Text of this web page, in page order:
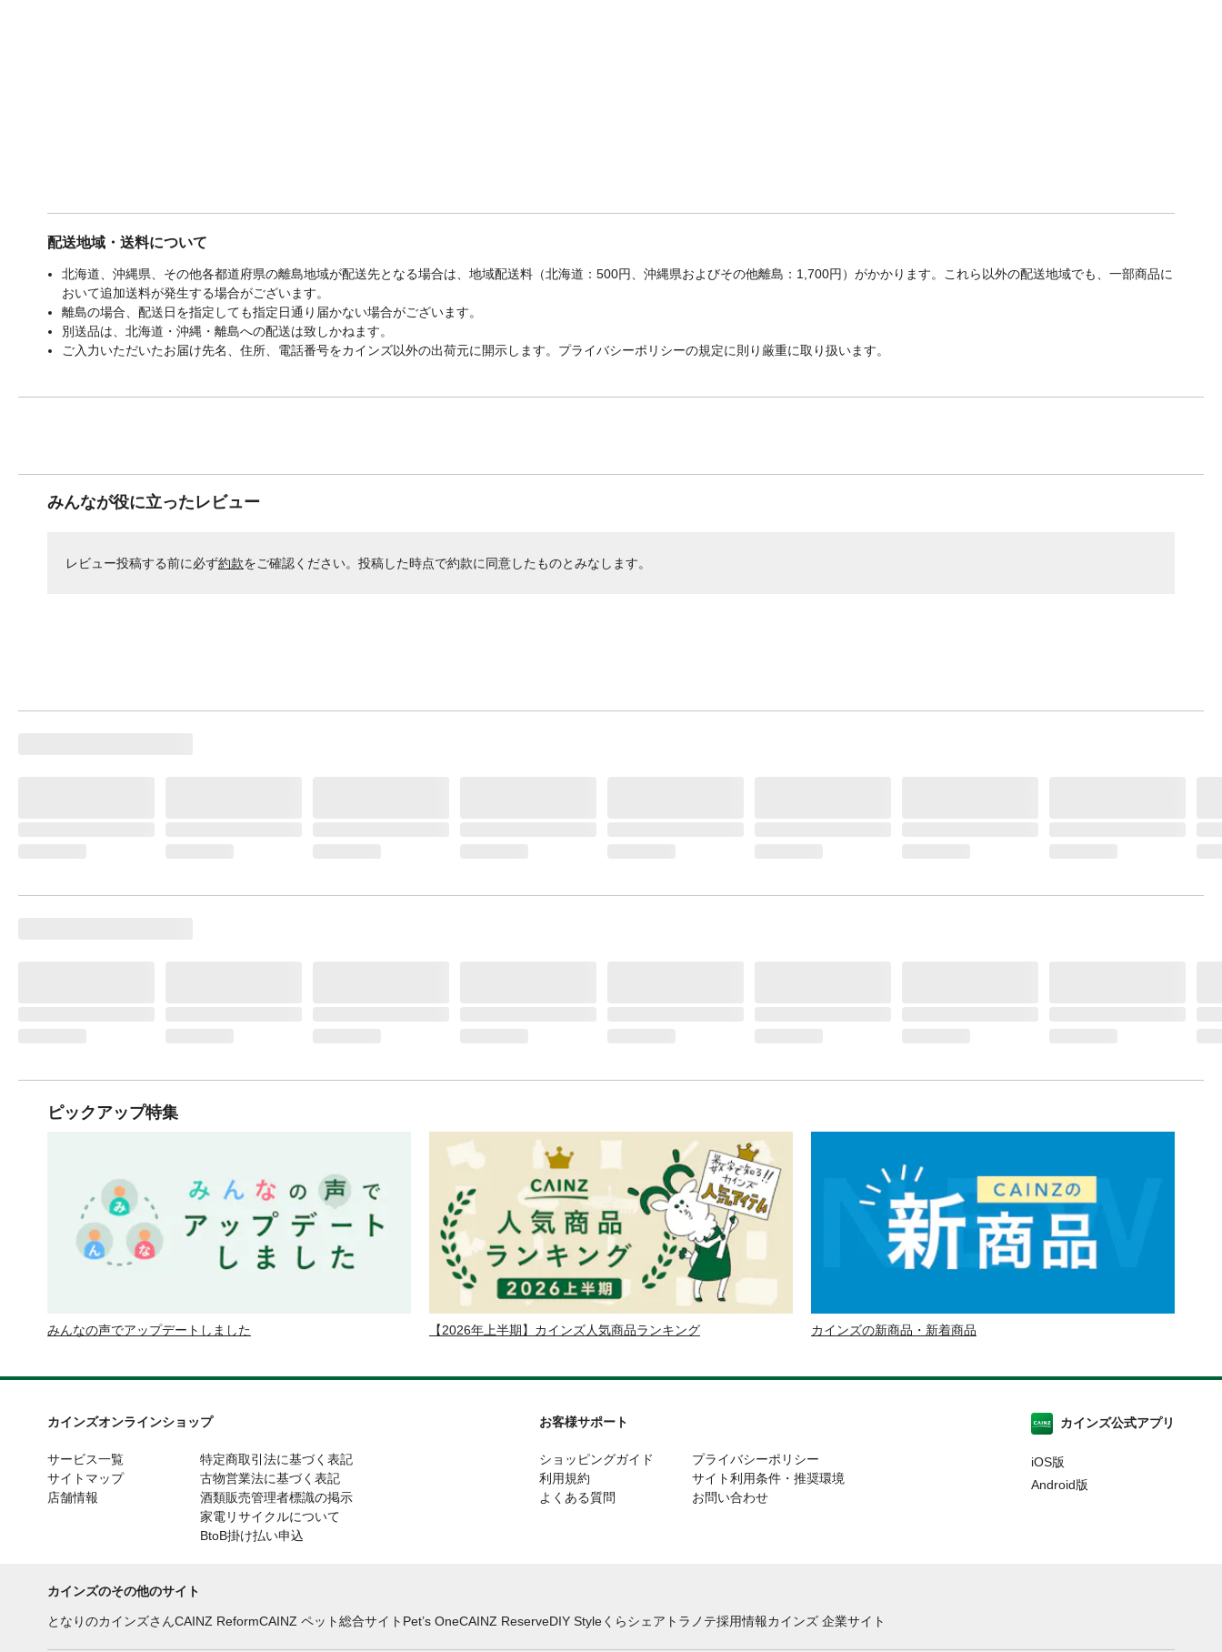
配送地域・送料について
北海道、沖縄県、その他各都道府県の離島地域が配送先となる場合は、地域配送料（北海道：500円、沖縄県およびその他離島：1,700円）がかかります。これら以外の配送地域でも、一部商品に
おいて追加送料が発生する場合がございます。
離島の場合、配送日を指定しても指定日通り届かない場合がございます。
別送品は、北海道・沖縄・離島への配送は致しかねます。
ご入力いただいたお届け先名、住所、電話番号をカインズ以外の出荷元に開示します。プライバシーポリシーの規定に則り厳重に取り扱います。
みんなが役に立ったレビュー
レビュー投稿する前に必ず約款をご確認ください。投稿した時点で約款に同意したものとみなします。
ピックアップ特集
みんなの声でアップデートしました 【2026年上半期】カインズ人気商品ランキング カインズの新商品・新着商品
カインズオンラインショップ
サービス一覧
サイトマップ
店舗情報
特定商取引法に基づく表記
古物営業法に基づく表記
酒類販売管理者標識の掲示
家電リサイクルについて
BtoB掛け払い申込
お客様サポート
ショッピングガイド
利用規約
よくある質問
プライバシーポリシー
サイト利用条件・推奨環境
お問い合わせ
カインズ公式アプリ
iOS版
Android版
カインズのその他のサイト
となりのカインズさんCAINZ ReformCAINZ ペット総合サイト Pet’s OneCAINZ ReserveDIY Styleくらシェア トラノテ採用情報カインズ 企業サイト